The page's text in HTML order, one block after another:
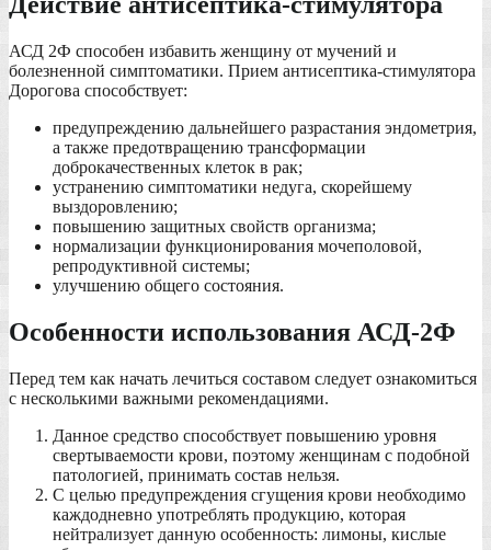
АСД 2Ф способен избавить женщину от мучений и
болезненной симптоматики. Прием антисептика-стимулятора
Дорогова способствует:
предупреждению дальнейшего разрастания эндометрия,
а также предотвращению трансформации
доброкачественных клеток в рак;
устранению симптоматики недуга, скорейшему
выздоровлению;
повышению защитных свойств организма;
нормализации функционирования мочеполовой,
репродуктивной системы;
улучшению общего состояния.
Особенности использования АСД-2Ф
Перед тем как начать лечиться составом следует ознакомиться
с несколькими важными рекомендациями.
Данное средство способствует повышению уровня
свертываемости крови, поэтому женщинам с подобной
патологией, принимать состав нельзя.
С целью предупреждения сгущения крови необходимо
каждодневно употреблять продукцию, которая
нейтрализует данную особенность: лимоны, кислые